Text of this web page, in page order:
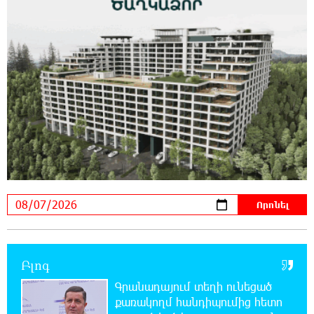
Օգոստոսի 7-ին, 10-ին, 11-ին, 12-ին և 13-ին
0:30:31 7-08-2026
Հնդկաստանի հյուսիս-արևելքում տեղի
ունեցած ջրհեղեղների հետևանքով զոհերի
թիվը հասել է 97-ի
0:10:04 7-08-2026
Օգոստոսի 7-ին ժամանակավորապես
կդադարեցվի մի շարք հասցեների
23:32:35 6-08-2026
Սպասվում է քամու ուժգնացում, ամպրոպ․
Բլոգ
Գրանադայում տեղի ունեցած
քառակողմ հանդիպումից հետո